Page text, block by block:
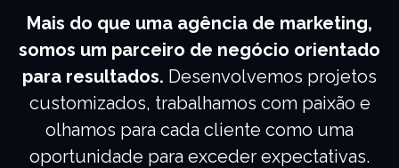
Mais do que uma agência de marketing,
somos um parceiro de negócio orientado
para resultados. Desenvolvemos projetos
customizados, trabalhamos com paixão e
olhamos para cada cliente como uma
oportunidade para exceder expectativas.